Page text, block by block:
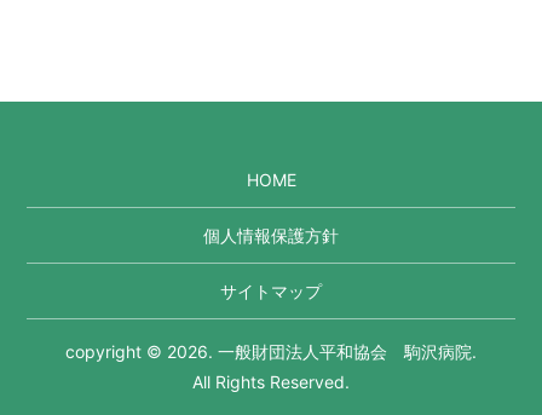
HOME
個人情報保護方針
サイトマップ
copyright © 2026. 一般財団法人平和協会 駒沢病院.
All Rights Reserved.